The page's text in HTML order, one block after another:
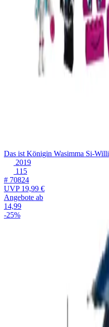
Das ist Königin Wasimma Si-Willi
2019
115
# 70824
UVP19,99 €
Angebote ab
14,99
-25%